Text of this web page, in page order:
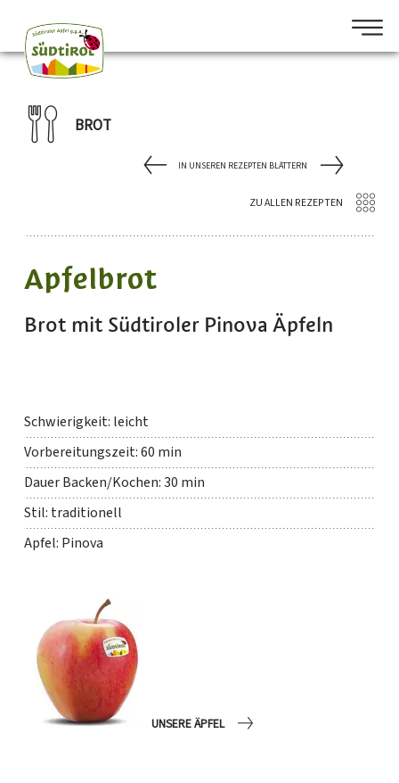
BROT
IN UNSEREN REZEPTEN BLÄTTERN
ZU ALLEN REZEPTEN
Apfelbrot
Brot mit Südtiroler Pinova Äpfeln
Schwierigkeit: leicht
Vorbereitungszeit: 60 min
Dauer Backen/Kochen: 30 min
Stil: traditionell
Apfel: Pinova
UNSERE ÄPFEL